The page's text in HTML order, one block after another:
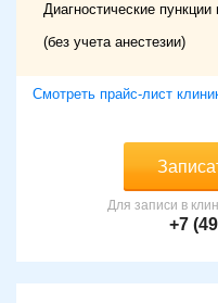
Диагностические
(без учета анестезии)
Смотреть прайс-лист
Для записи в
+7